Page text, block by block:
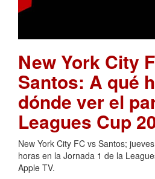
New York City
Santos: A qué
dónde ver el
Leagues Cup
New York City FC vs Santos;
horas en la Jornada 1 de la
Apple TV.